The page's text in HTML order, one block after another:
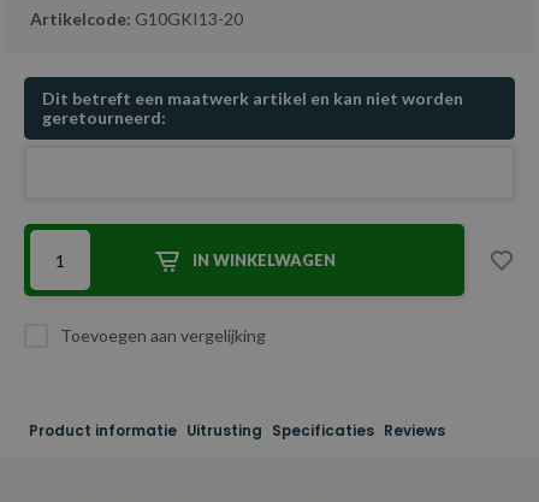
Artikelcode: G10GKI13-20
Dit betreft een maatwerk artikel en kan niet worden
geretourneerd:
IN WINKELWAGEN
Toevoegen aan vergelijking
Product informatie Uitrusting Specificaties Reviews